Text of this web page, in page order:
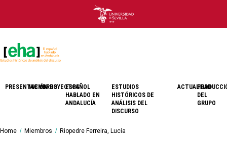
PRESENTACIÓN
MIEMBROSPROYECTOS
PROYECTOS
PROYECTOS
AUTONÓMICOS
ESPAÑOL
HABLADO EN
ANDALUCÍA
PRIMERA
UNIDAD Y
DIVERSIDAD DEL
HISTORIA DEL
ESTUDIOS
HISTÓRICOS DE
ANÁLISIS DEL
DISCURSO
HISTORIA DE LOS
ESTUDIOS HISTÓRICOS
DISCURSO
ACTUALIDAD
DEL
GRUPO
BREADCRUMBS
You
Home Miembros Riopedre Ferreira, Lucía